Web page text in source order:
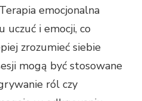
emocjonalna
uczuć i emocji, co
zrozumieć siebie
mogą być stosowane
ról czy